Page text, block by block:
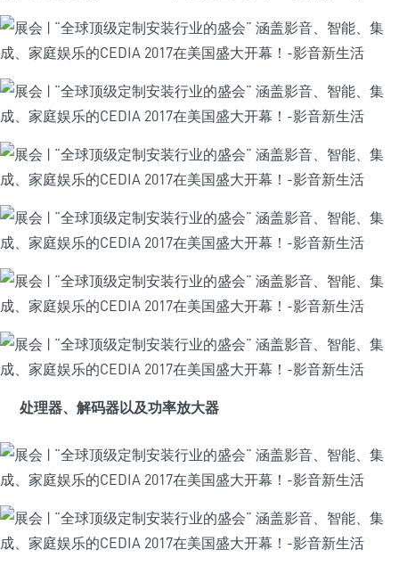
处理器、解码器以及功率放大器